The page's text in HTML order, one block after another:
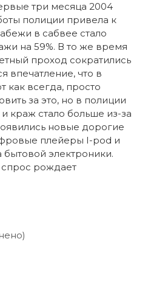
три месяца 2004
полиции привела к
в сабвее стало
на 59%. В то же время
проход сократились
впечатление, что в
как всегда, просто
за это, но в полиции
краж стало больше из-за
новые дорогие
плейеры I-pod и
электроники.
рождает